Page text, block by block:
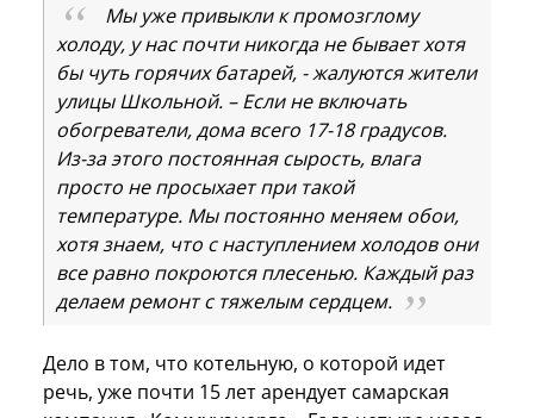
Мы уже привыкли к промозглому
холоду, у нас почти никогда не бывает хотя
бы чуть горячих батарей, - жалуются жители
улицы Школьной. – Если не включать
обогреватели, дома всего 17-18 градусов.
Из-за этого постоянная сырость, влага
просто не просыхает при такой
температуре. Мы постоянно меняем обои,
хотя знаем, что с наступлением холодов они
все равно покроются плесенью. Каждый раз
делаем ремонт с тяжелым сердцем.
Дело в том, что котельную, о которой идет
речь, уже почти 15 лет арендует самарская